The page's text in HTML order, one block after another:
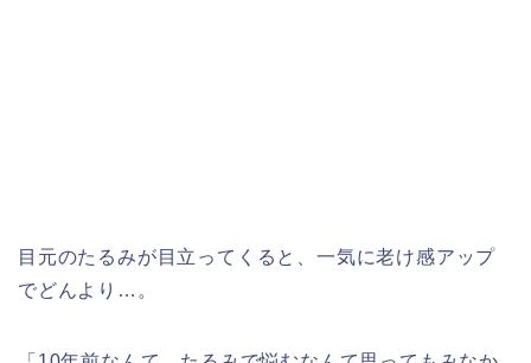
目元のたるみが目立ってくると、一気に老け感アップ
でどんより…。